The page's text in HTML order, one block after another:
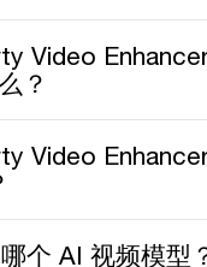
Video
？
Video
个 AI 视频模型